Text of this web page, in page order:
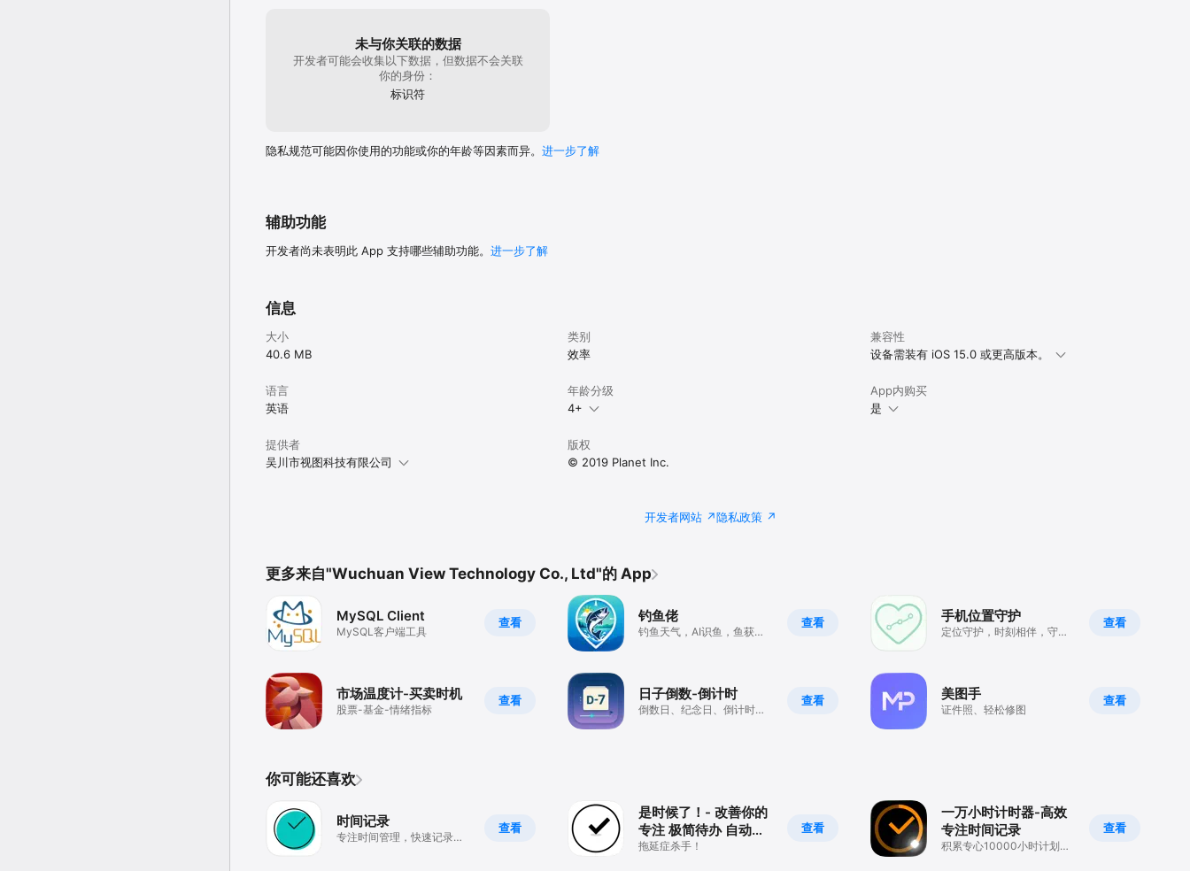
未与你关联的数据
开发者可能会收集以下数据，但数据不会关联
你的身份：
标识符
隐私规范可能因你使用的功能或你的年龄等因素而异。 进一步了解
辅助功能
开发者尚未表明此 App 支持哪些辅助功能。 进一步了解
信息
大小
40.6 MB
类别
效率
兼容性
设备需装有 iOS 15.0 或更高版本。
语言
英语
年龄分级
4+
App内购买
是
提供者
吴川市视图科技有限公司
版权
© 2019 Planet Inc.
开发者网站 隐私政策
更多来自"Wuchuan View Technology Co., Ltd"的 App
查看
MySQL Client
MySQL客户端工具
查看
市场温度计-买卖时机
股票-基金-情绪指标
查看
钓鱼佬
钓鱼天气，AI识鱼，鱼获日
查看
日子倒数-倒计时
倒数日、纪念日、倒计时、
查看
手机位置守护
定位守护，时刻相伴，守护
查看
美图手
证件照、轻松修图
你可能还喜欢
查看
时间记录
专注时间管理，快速记录一
查看
是时候了！- 改善你的
专注 极简待办 自动记
录
拖延症杀手！
查看
一万小时计时器-高效
专注时间记录
积累专心10000小时计划，